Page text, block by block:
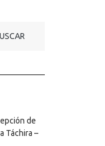
de
Táchira –